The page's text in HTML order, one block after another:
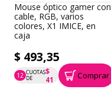
Mouse óptico gamer con
cable, RGB, varios
colores, X1 IMICE, en
caja
$ 493,35
12 CUOTAS
DE
$
41
P.T.F. $ 493 Comprar